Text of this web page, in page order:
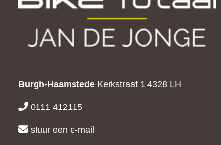
Burgh-Haamstede Kerkstraat 1 4328 LH
0111 412115
stuur een e-mail